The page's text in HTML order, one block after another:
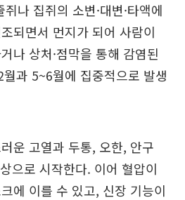
나 집쥐의 소변·대변·타액에
되면서 먼지가 되어 사람이
나 상처·점막을 통해 감염된
과 5~6월에 집중적으로 발생
운 고열과 두통, 오한, 안구
으로 시작한다. 이어 혈압이
에 이를 수 있고, 신장 기능이